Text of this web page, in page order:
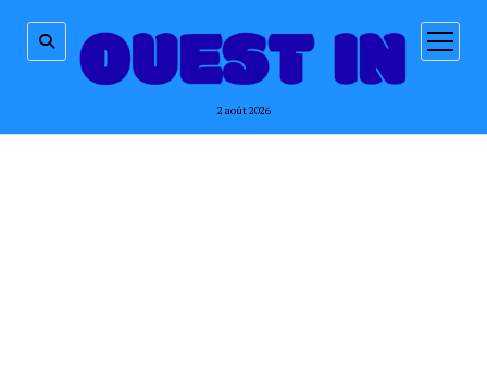
2 août 2026
ouvrir
menu